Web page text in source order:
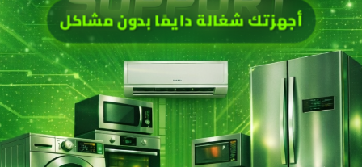
أجهزتك شغالة دايمًا بدون مشاكل